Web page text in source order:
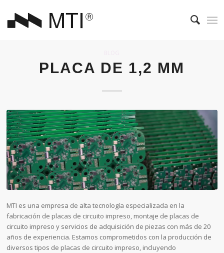
PLACA DE 1,2 MM
MTI es una empresa de alta tecnología especializada en la
fabricación de placas de circuito impreso, montaje de placas de
circuito impreso y servicios de adquisición de piezas con más de 20
años de experiencia. Estamos comprometidos con la producción de
diversos tipos de placas de circuito impreso, incluyendo